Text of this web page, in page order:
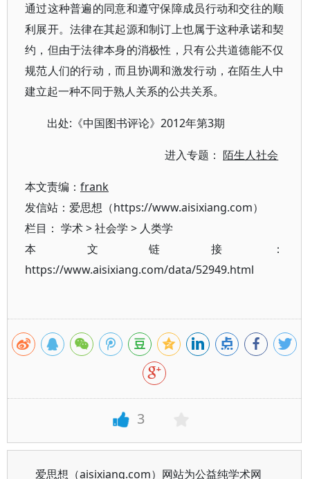
通过这种普遍的同意和遵守保障成员行动和交往的顺
利展开。法律在其起源和制订上也属于这种承诺和契
约，但由于法律本身的消极性，只有公共道德能不仅
规范人们的行动，而且协调和激发行动，在陌生人中
建立起一种不同于熟人关系的公共关系。
出处:《中国图书评论》2012年第3期
进入专题： 陌生人社会
本文责编： frank
发信站：爱思想（https://www.aisixiang.com）
栏目： 学术>社会学 > 人类学
本文链接：
https://www.aisixiang.com/data/52949.html
3
爱思想（aisixiang.com）网站为公益纯学术网